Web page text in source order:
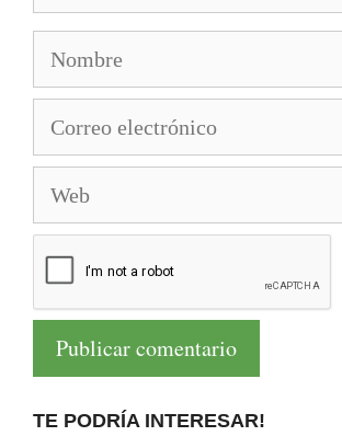
electrónico
TE PODRÍA INTERESAR!